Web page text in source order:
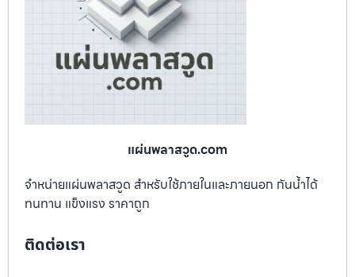
แผ่นพลาสวูด.com
จำหน่ายแผ่นพลาสวูด สำหรับใช้ภายในและภายนอก กันน้ำได้
ทนทาน แข็งแรง ราคาถูก
ติดต่อเรา